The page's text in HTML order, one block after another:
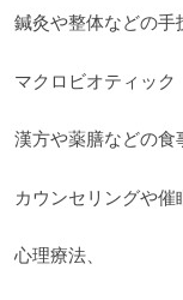
鍼灸や整体などの手
マクロビオティック
漢方や薬膳などの食
カウンセリングや
心理療法、